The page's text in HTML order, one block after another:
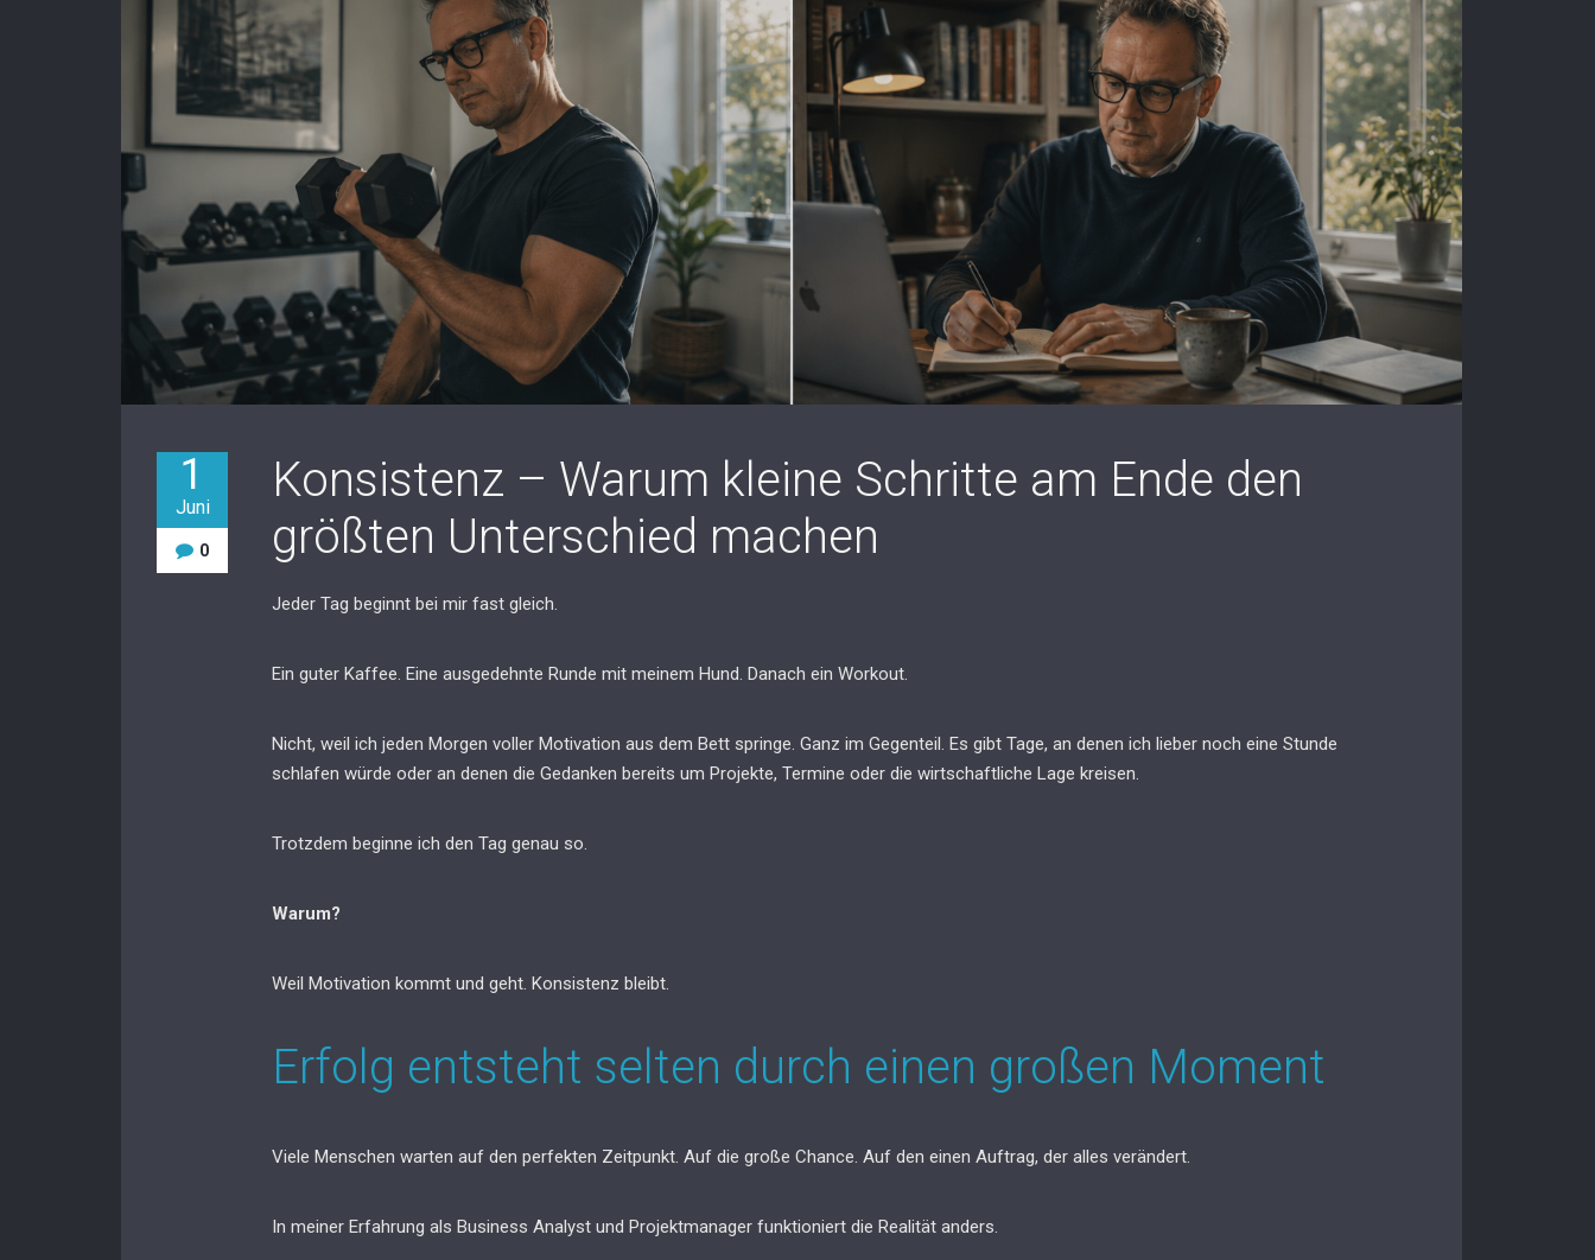
1
Juni
0
Konsistenz – Warum kleine Schritte am Ende den
größten Unterschied machen
Jeder Tag beginnt bei mir fast gleich.
Ein guter Kaffee. Eine ausgedehnte Runde mit meinem Hund. Danach ein Workout.
Nicht, weil ich jeden Morgen voller Motivation aus dem Bett springe. Ganz im Gegenteil. Es gibt Tage, an denen ich lieber noch eine Stunde
schlafen würde oder an denen die Gedanken bereits um Projekte, Termine oder die wirtschaftliche Lage kreisen.
Trotzdem beginne ich den Tag genau so.
Warum?
Weil Motivation kommt und geht. Konsistenz bleibt.
Erfolg entsteht selten durch einen großen Moment
Viele Menschen warten auf den perfekten Zeitpunkt. Auf die große Chance. Auf den einen Auftrag, der alles verändert.
In meiner Erfahrung als Business Analyst und Projektmanager funktioniert die Realität anders.